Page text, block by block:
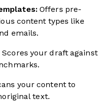
Offers pre-
content types like
emails.
Scores your draft against
your content to
text.